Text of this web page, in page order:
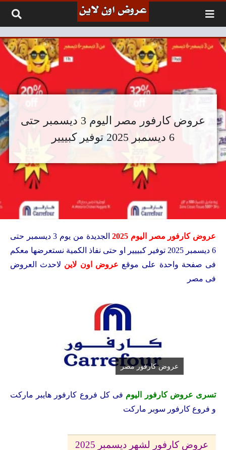
عروض كارفور مصر اليوم 3 ديسمبر حتى
6 ديسمبر 2025 توفير كبييير
عروض كارفور مصر اليوم 2025
الجديدة من يوم 3 ديسمبر حتى
6 ديسمبر 2025 توفير كبييير او حتى نفاذ الكمية نستعرضها معكم
فى صفحة واحدة على موقع عروض اون لاين لاحدث العروض
فى مصر
عروض كارفور مصر
تسرى عروض كارفور اليوم فى كل فروع كارفور هايبر ماركت
و فروع كارفور سوبر ماركت
عروض كارفور لشهر ديسمبر 2025